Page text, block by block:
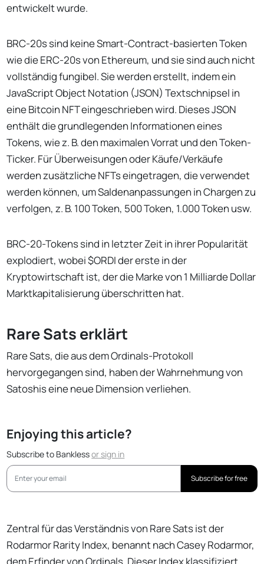
entwickelt wurde.
BRC-20s sind keine Smart-Contract-basierten Token
wie die ERC-20s von Ethereum, und sie sind auch nicht
vollständig fungibel. Sie werden erstellt, indem ein
JavaScript Object Notation (JSON) Textschnipsel in
eine Bitcoin NFT eingeschrieben wird. Dieses JSON
enthält die grundlegenden Informationen eines
Tokens, wie z. B. den maximalen Vorrat und den Token-
Ticker. Für Überweisungen oder Käufe/Verkäufe
werden zusätzliche NFTs eingetragen, die verwendet
werden können, um Saldenanpassungen in Chargen zu
verfolgen, z. B. 100 Token, 500 Token, 1.000 Token usw.
BRC-20-Tokens sind in letzter Zeit in ihrer Popularität
explodiert, wobei $ORDI der erste in der
Kryptowirtschaft ist, der die Marke von 1 Milliarde Dollar
Marktkapitalisierung überschritten hat.
Rare Sats erklärt
Rare Sats, die aus dem Ordinals-Protokoll
hervorgegangen sind, haben der Wahrnehmung von
Satoshis eine neue Dimension verliehen.
Enjoying this article?
Subscribe to Banklessorsign in
Subscribe for free
Zentral für das Verständnis von Rare Sats ist der
Rodarmor Rarity Index, benannt nach Casey Rodarmor,
dem Erfinder von Ordinals. Dieser Index klassifiziert